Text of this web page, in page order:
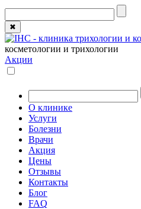
✖
косметологии и трихологии
Акции
О клинике
Услуги
Болезни
Врачи
Акция
Цены
Отзывы
Контакты
Блог
FAQ